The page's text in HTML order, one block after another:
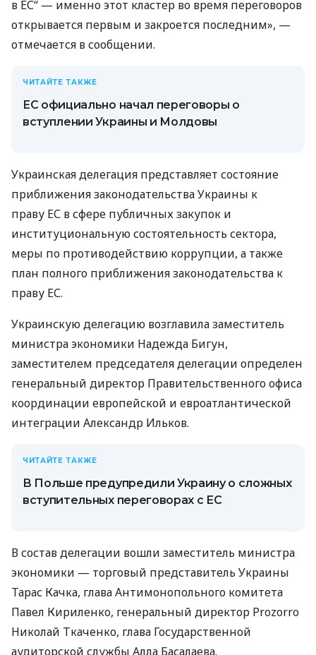
в ЕС“ — именно этот кластер во время переговоров
открывается первым и закроется последним», —
отмечается в сообщении.
ЧИТАЙТЕ ТАКЖЕ
ЕС официально начал переговоры о
вступлении Украины и Молдовы
Украинская делегация представляет состояние
приближения законодательства Украины к
праву ЕС в сфере публичных закупок и
институциональную состоятельность сектора,
меры по противодействию коррупции, а также
план полного приближения законодательства к
праву ЕС.
Украинскую делегацию возглавила заместитель
министра экономики Надежда Бигун,
заместителем председателя делегации определен
генеральный директор Правительственного офиса
координации европейской и евроатлантической
интеграции Александр Ильков.
ЧИТАЙТЕ ТАКЖЕ
В Польше предупредили Украину о сложных
вступительных переговорах с ЕС
В состав делегации вошли заместитель министра
экономики — торговый представитель Украины
Тарас Качка, глава Антимонопольного комитета
Павел Кириленко, генеральный директор Prozorro
Николай Ткаченко, глава Государственной
аудиторской службы Алла Басалаева.